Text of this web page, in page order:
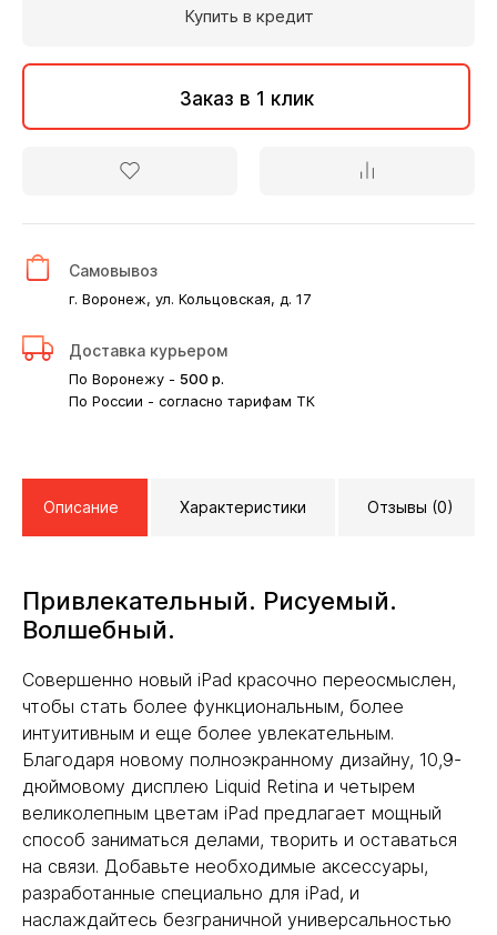
Купить в кредит
Заказ в 1 клик
Самовывоз
г. Воронеж, ул. Кольцовская, д. 17
Доставка курьером
По Воронежу - 500 р.
По России - согласно тарифам ТК
Описание Характеристики Отзывы (0)
Привлекательный. Рисуемый.
Волшебный.
Совершенно новый iPad красочно переосмыслен,
чтобы стать более функциональным, более
интуитивным и еще более увлекательным.
Благодаря новому полноэкранному дизайну, 10,9-
дюймовому дисплею Liquid Retina и четырем
великолепным цветам iPad предлагает мощный
способ заниматься делами, творить и оставаться
на связи. Добавьте необходимые аксессуары,
разработанные специально для iPad, и
наслаждайтесь безграничной универсальностью